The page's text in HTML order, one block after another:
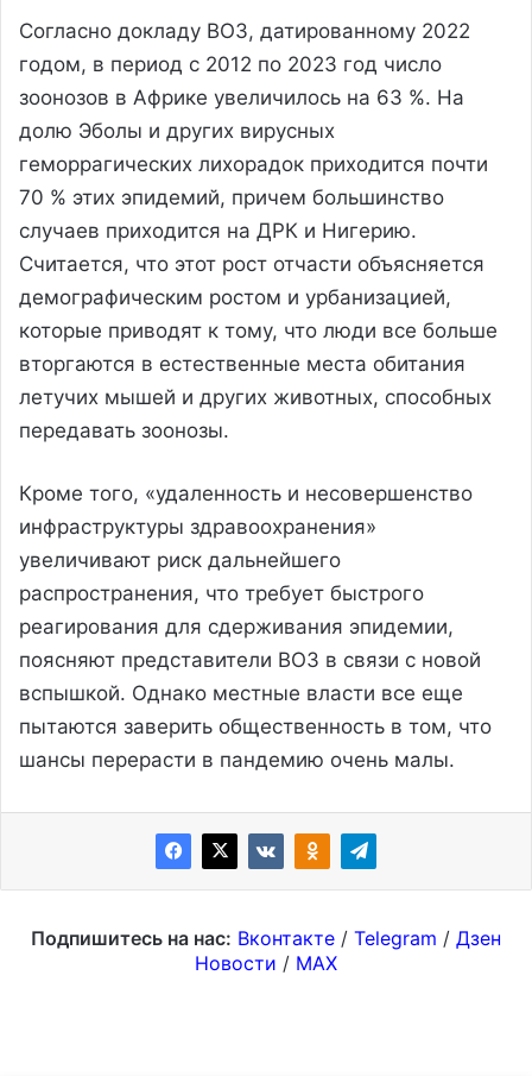
Согласно докладу ВОЗ, датированному 2022
годом, в период с 2012 по 2023 год число
зоонозов в Африке увеличилось на 63 %. На
долю Эболы и других вирусных
геморрагических лихорадок приходится почти
70 % этих эпидемий, причем большинство
случаев приходится на ДРК и Нигерию.
Считается, что этот рост отчасти объясняется
демографическим ростом и урбанизацией,
которые приводят к тому, что люди все больше
вторгаются в естественные места обитания
летучих мышей и других животных, способных
передавать зоонозы.
Кроме того, «удаленность и несовершенство
инфраструктуры здравоохранения»
увеличивают риск дальнейшего
распространения, что требует быстрого
реагирования для сдерживания эпидемии,
поясняют представители ВОЗ в связи с новой
вспышкой. Однако местные власти все еще
пытаются заверить общественность в том, что
шансы перерасти в пандемию очень малы.
Подпишитесь на нас: Вконтакте / Telegram / Дзен
Новости / MAX